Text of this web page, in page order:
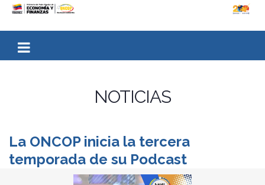
NOTICIAS
La ONCOP inicia la tercera
temporada de su Podcast